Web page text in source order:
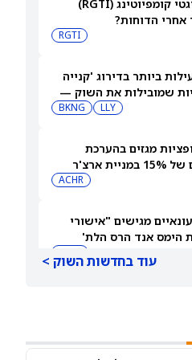
האם מניית ריגטי קומפיוטינג (RGTI)
הדוחות?
RGTI
ביותר בדירוג 'קנייה
שמובילות את השוק —
LLY
BKNG
מגזים בהערכת
תנועת רווחים של 15% במניית ארצ'ר
ACHR
מגישים "אישורי
הימס אנד הרס הלת'
עוד בחדשות השוק >